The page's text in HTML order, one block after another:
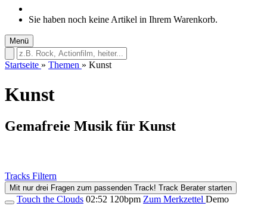
Sie haben noch keine Artikel in Ihrem Warenkorb.
Menü
Startseite » Themen » Kunst
Kunst
Gemafreie Musik für Kunst
Tracks Filtern
Mit nur drei Fragen zum passenden Track! Track Berater starten
Touch the Clouds 02:52 120bpm Zum Merkzettel Demo